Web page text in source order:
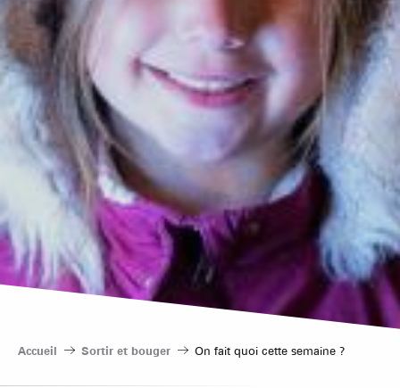
Accueil Sortir et bouger On fait quoi cette semaine ?